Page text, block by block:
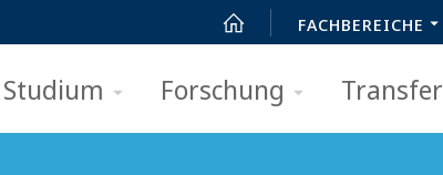
FACHBEREICHE
Studium Forschung Transfer